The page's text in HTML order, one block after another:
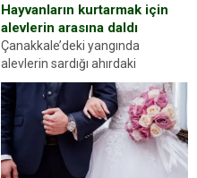
Hayvanların kurtarmak için
alevlerin arasına daldı
Çanakkale’deki yangında
alevlerin sardığı ahırdaki
hayvanlarını kurtarmak isteyen
Zeki Demir (66) ölümden döndü.
Yüzünde ve ellerinde yanıklar
oluşan Demir, kâbus dolu anları
anlattı… Merkeze bağlı...